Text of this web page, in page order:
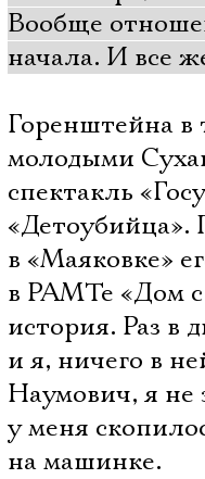
Вообще
начала. И все
Горенштейна в
молодыми
спектакль
«Детоубийца».
в «Маяковке»
в РАМТе «Дом с
история. Раз в
и я, ничего в
Наумович, я не
у меня
на машинке.